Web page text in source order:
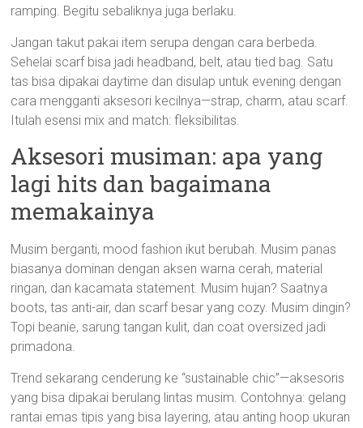
ramping. Begitu sebaliknya juga berlaku.
Jangan takut pakai item serupa dengan cara berbeda.
Sehelai scarf bisa jadi headband, belt, atau tied bag. Satu
tas bisa dipakai daytime dan disulap untuk evening dengan
cara mengganti aksesori kecilnya—strap, charm, atau scarf.
Itulah esensi mix and match: fleksibilitas.
Aksesori musiman: apa yang
lagi hits dan bagaimana
memakainya
Musim berganti, mood fashion ikut berubah. Musim panas
biasanya dominan dengan aksen warna cerah, material
ringan, dan kacamata statement. Musim hujan? Saatnya
boots, tas anti-air, dan scarf besar yang cozy. Musim dingin?
Topi beanie, sarung tangan kulit, dan coat oversized jadi
primadona.
Trend sekarang cenderung ke “sustainable chic”—aksesoris
yang bisa dipakai berulang lintas musim. Contohnya: gelang
rantai emas tipis yang bisa layering, atau anting hoop ukuran